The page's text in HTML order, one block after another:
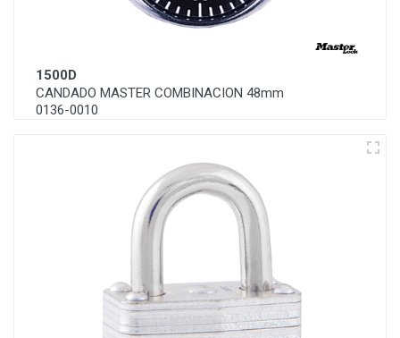
1500D
CANDADO MASTER COMBINACION 48mm
0136-0010